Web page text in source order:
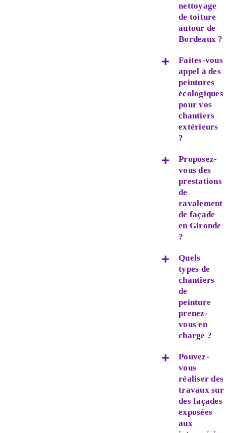
nettoyage
de toiture
autour de
Bordeaux ?
Faites-vous
appel à des
peintures
écologiques
pour vos
chantiers
extérieurs
?
Proposez-
vous des
prestations
de
ravalement
de façade
en Gironde
?
Quels
types de
chantiers
de
peinture
prenez-
vous en
charge ?
Pouvez-
vous
réaliser des
travaux sur
des façades
exposées
aux